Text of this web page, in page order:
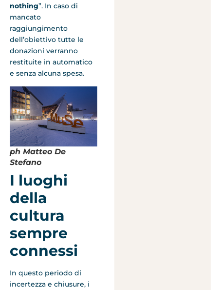
nothing”. In caso di
mancato
raggiungimento
dell’obiettivo tutte le
donazioni verranno
restituite in automatico
e senza alcuna spesa.
ph Matteo De
Stefano
I luoghi
della
cultura
sempre
connessi
In questo periodo di
incertezza e chiusure, i